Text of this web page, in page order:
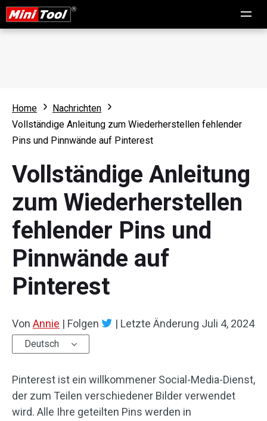
Home
Nachrichten
Vollständige Anleitung zum Wiederherstellen fehlender
Pins und Pinnwände auf Pinterest
Vollständige Anleitung
zum Wiederherstellen
fehlender Pins und
Pinnwände auf
Pinterest
Von Annie | Folgen | Letzte Änderung Juli 4, 2024
Deutsch
Pinterest ist ein willkommener Social-Media-Dienst,
der zum Teilen verschiedener Bilder verwendet
wird. Alle Ihre geteilten Pins werden in